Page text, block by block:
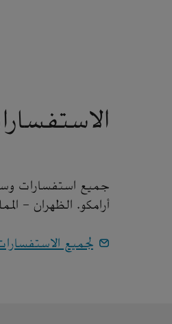
جميع استفسارات
أرامكو. الظهران -
لجميع